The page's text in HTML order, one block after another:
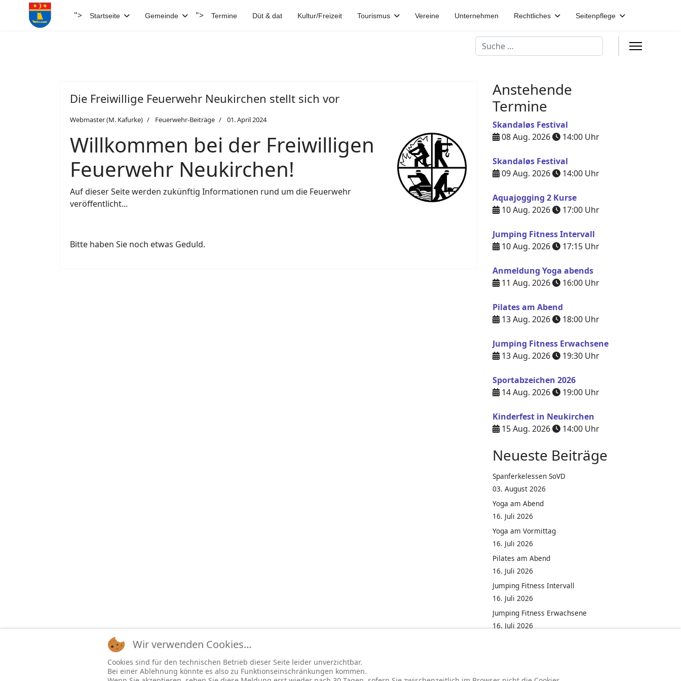
"> Startseite Gemeinde "> Termine Düt & dat Kultur/Freizeit Tourismus Vereine Unternehmen Rechtliches Seitenpflege
Suchen
Die Freiwillige Feuerwehr Neukirchen stellt sich vor
Webmaster (M. Kafurke) Feuerwehr-Beiträge 01. April 2024
Willkommen bei der Freiwilligen
Feuerwehr Neukirchen!
Auf dieser Seite werden zukünftig Informationen rund um die Feuerwehr
veröffentlicht...
Bitte haben Sie noch etwas Geduld.
Anstehende
Termine
Skandaløs Festival
08 Aug. 2026
14:00 Uhr
Skandaløs Festival
09 Aug. 2026
14:00 Uhr
Aquajogging 2 Kurse
10 Aug. 2026
17:00 Uhr
Jumping Fitness Intervall
10 Aug. 2026
17:15 Uhr
Anmeldung Yoga abends
11 Aug. 2026
16:00 Uhr
Pilates am Abend
13 Aug. 2026
18:00 Uhr
Jumping Fitness Erwachsene
13 Aug. 2026
19:30 Uhr
Sportabzeichen 2026
14 Aug. 2026
19:00 Uhr
Kinderfest in Neukirchen
15 Aug. 2026
14:00 Uhr
Neueste Beiträge
Spanferkelessen SoVD
03. August 2026
Yoga am Abend
16. Juli 2026
Yoga am Vormittag
16. Juli 2026
Pilates am Abend
16. Juli 2026
Jumping Fitness Intervall
16. Juli 2026
Jumping Fitness Erwachsene
16. Juli 2026
Wir verwenden Cookies...
Cookies sind für den technischen Betrieb dieser Seite leider unverzichtbar.
Bei einer Ablehnung könnte es also zu Funktionseinschränkungen kommen.